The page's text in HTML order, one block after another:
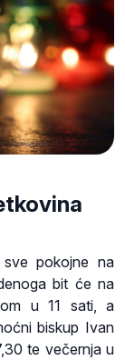
pokojne na
bit će na
u 11 sati, a
biskup Ivan
te večernja u